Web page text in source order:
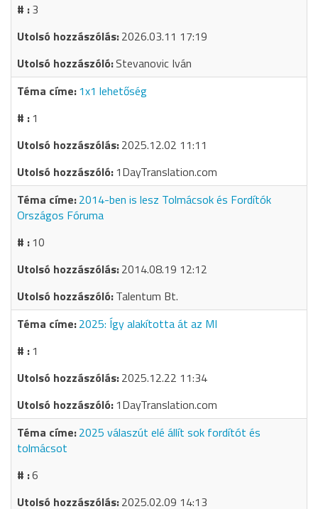
3
2026.03.11 17:19
Stevanovic Iván
1x1 lehetőség
1
2025.12.02 11:11
1DayTranslation.com
2014-ben is lesz Tolmácsok és Fordítók
Országos Fóruma
10
2014.08.19 12:12
Talentum Bt.
2025: Így alakította át az MI
1
2025.12.22 11:34
1DayTranslation.com
2025 válaszút elé állít sok fordítót és
tolmácsot
6
2025.02.09 14:13